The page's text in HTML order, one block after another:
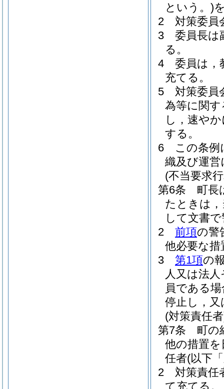
という。)
2
対策委員
3
委員長は
る。
4
委員は，
充てる。
5
対策委員
為等に関
し，速や
する。
6
この条例
織及び運
(不当要求
第6条
町長
たときは
して文書
2
前項の警
他必要な
3
第1項の
人又は法
員である
停止し，
(対策責任
第7条
町の
他の措置
任者(以下
2
対策責任
て充てる。